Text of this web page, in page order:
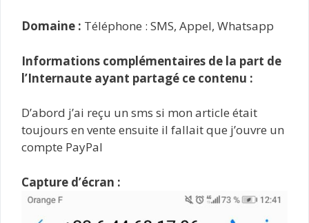
Domaine : Téléphone : SMS, Appel, Whatsapp
Informations complémentaires de la part de
l’Internaute ayant partagé ce contenu :
D’abord j’ai reçu un sms si mon article était
toujours en vente ensuite il fallait que j’ouvre un
compte PayPal
Capture d’écran :